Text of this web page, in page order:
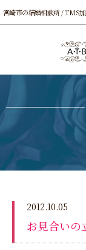
宮崎市の結婚相談所 / TMS
2012.10.05
お見合いの